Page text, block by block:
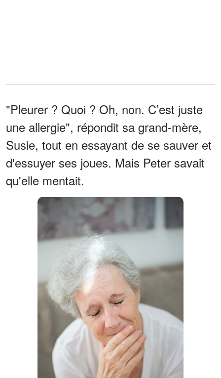
"Pleurer ? Quoi ? Oh, non. C’est juste
une allergie", répondit sa grand-mère,
Susie, tout en essayant de se sauver et
d'essuyer ses joues. Mais Peter savait
qu'elle mentait.